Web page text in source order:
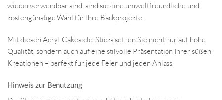
wiederverwendbar sind, sind sie eine umweltfreundliche und
kostengünstige Wahl für Ihre Backprojekte.
Mit diesen Acryl-Cakesicle-Sticks setzen Sie nicht nur auf hohe
Qualität, sondern auch auf eine stilvolle Präsentation Ihrer süßen
Kreationen – perfekt für jede Feier und jeden Anlass.
Hinweis zur Benutzung